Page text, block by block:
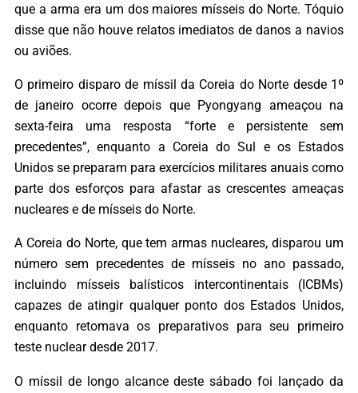
que a arma era um dos maiores mísseis do Norte. Tóquio
disse que não houve relatos imediatos de danos a navios
ou aviões.
O primeiro disparo de míssil da Coreia do Norte desde 1º
de janeiro ocorre depois que Pyongyang ameaçou na
sexta-feira uma resposta “forte e persistente sem
precedentes”, enquanto a Coreia do Sul e os Estados
Unidos se preparam para exercícios militares anuais como
parte dos esforços para afastar as crescentes ameaças
nucleares e de mísseis do Norte.
A Coreia do Norte, que tem armas nucleares, disparou um
número sem precedentes de mísseis no ano passado,
incluindo mísseis balísticos intercontinentais (ICBMs)
capazes de atingir qualquer ponto dos Estados Unidos,
enquanto retomava os preparativos para seu primeiro
teste nuclear desde 2017.
O míssil de longo alcance deste sábado foi lançado da